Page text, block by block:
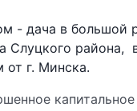
- дача в большой
Слуцкого района,
от г. Минска.